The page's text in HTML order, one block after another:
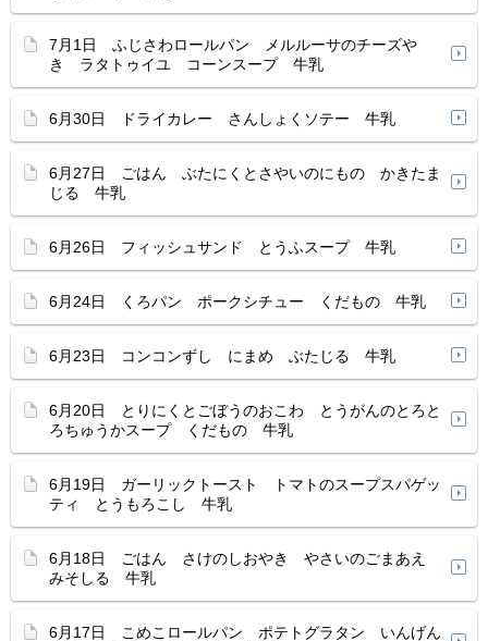
7月1日 ふじさわロールパン メルルーサのチーズや
き ラタトゥイユ コーンスープ 牛乳
6月30日 ドライカレー さんしょくソテー 牛乳
6月27日 ごはん ぶたにくとさやいのにもの かきたま
じる 牛乳
6月26日 フィッシュサンド とうふスープ 牛乳
6月24日 くろパン ポークシチュー くだもの 牛乳
6月23日 コンコンずし にまめ ぶたじる 牛乳
6月20日 とりにくとごぼうのおこわ とうがんのとろと
ろちゅうかスープ くだもの 牛乳
6月19日 ガーリックトースト トマトのスープスパゲッ
ティ とうもろこし 牛乳
6月18日 ごはん さけのしおやき やさいのごまあえ
みそしる 牛乳
6月17日 こめこロールパン ポテトグラタン いんげん